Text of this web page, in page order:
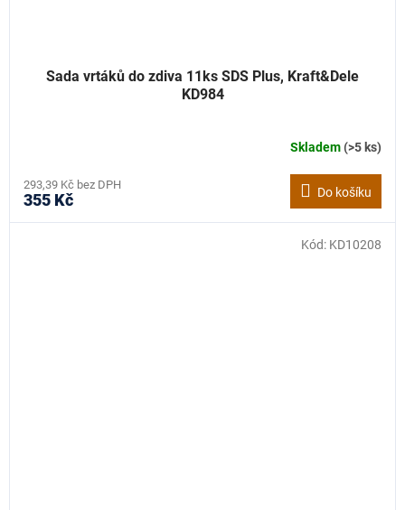
Sada vrtáků do zdiva 11ks SDS Plus, Kraft&Dele
KD984
Skladem(>5 ks)
293,39 Kč bez DPH
355 Kč Do košíku
Kód: KD10208